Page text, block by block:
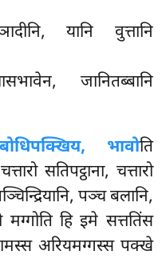
यानि वुत्तानि
जानितब्बानि
भावोति
सतिपट्ठाना, चत्तारो
पञ्च बलानि,
मग्गोति हि इमे सत्ततिंस
अरियमग्गस्स पक्खे